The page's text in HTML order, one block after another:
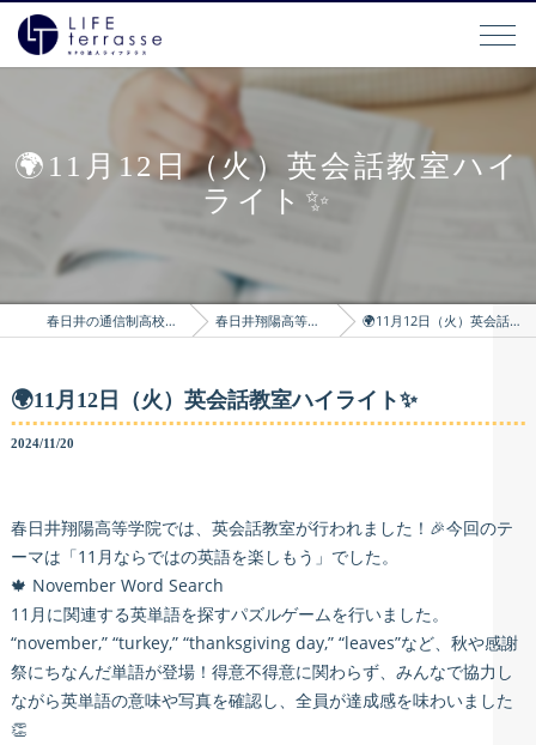
🌍11月12日（火）英会話教室ハイ
ライト✨
春日井の通信制高校はLIFEterrasse 春日井翔陽高等学院のブログ 🌍11月12日（火）英会話教室ハイライト✨
🌍11月12日（火）英会話教室ハイライト✨
2024/11/20
春日井翔陽高等学院では、英会話教室が行われました！🎉今回のテ
ーマは「11月ならではの英語を楽しもう」でした。
🍁 November Word Search
11月に関連する英単語を探すパズルゲームを行いました。
“november,” “turkey,” “thanksgiving day,” “leaves”など、秋や感謝
祭にちなんだ単語が登場！得意不得意に関わらず、みんなで協力し
ながら英単語の意味や写真を確認し、全員が達成感を味わいました
👏